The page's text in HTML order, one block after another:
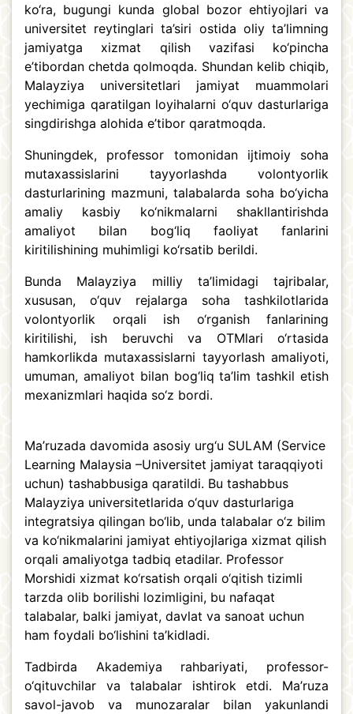
ko‘ra, bugungi kunda global bozor ehtiyojlari va
universitet reytinglari ta’siri ostida oliy ta’limning
jamiyatga xizmat qilish vazifasi ko‘pincha
e’tibordan chetda qolmoqda. Shundan kelib chiqib,
Malayziya universitetlari jamiyat muammolari
yechimiga qaratilgan loyihalarni o‘quv dasturlariga
singdirishga alohida e’tibor qaratmoqda.
Shuningdek, professor tomonidan ijtimoiy soha
mutaxassislarini tayyorlashda volontyorlik
dasturlarining mazmuni, talabalarda soha bo‘yicha
amaliy kasbiy ko‘nikmalarni shakllantirishda
amaliyot bilan bog‘liq faoliyat fanlarini
kiritilishining muhimligi ko‘rsatib berildi.
Bunda Malayziya milliy ta’limidagi tajribalar,
xususan, o‘quv rejalarga soha tashkilotlarida
volontyorlik orqali ish o‘rganish fanlarining
kiritilishi, ish beruvchi va OTMlari o‘rtasida
hamkorlikda mutaxassislarni tayyorlash amaliyoti,
umuman, amaliyot bilan bog‘liq ta’lim tashkil etish
mexanizmlari haqida so‘z bordi.
Ma’ruzada davomida asosiy urg‘u SULAM (Service
Learning Malaysia –Universitet jamiyat taraqqiyoti
uchun) tashabbusiga qaratildi. Bu tashabbus
Malayziya universitetlarida o‘quv dasturlariga
integratsiya qilingan bo‘lib, unda talabalar o‘z bilim
va ko‘nikmalarini jamiyat ehtiyojlariga xizmat qilish
orqali amaliyotga tadbiq etadilar. Professor
Morshidi xizmat ko‘rsatish orqali o‘qitish tizimli
tarzda olib borilishi lozimligini, bu nafaqat
talabalar, balki jamiyat, davlat va sanoat uchun
ham foydali bo‘lishini ta’kidladi.
Tadbirda Akademiya rahbariyati, professor-
o‘qituvchilar va talabalar ishtirok etdi. Ma’ruza
savol-javob va munozaralar bilan yakunlandi